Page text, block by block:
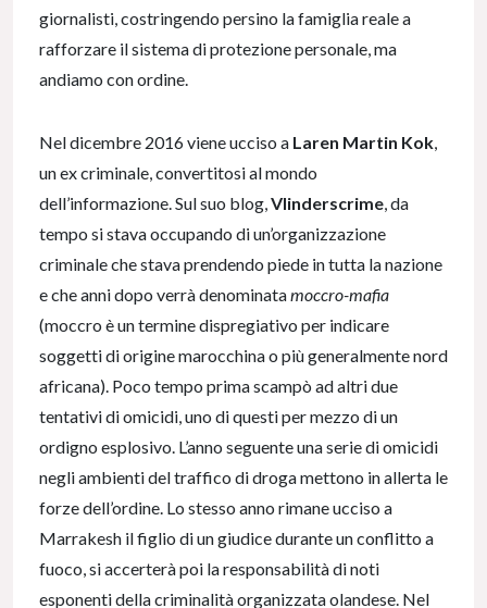
giornalisti, costringendo persino la famiglia reale a
rafforzare il sistema di protezione personale, ma
andiamo con ordine.
Nel dicembre 2016 viene ucciso a Laren Martin Kok,
un ex criminale, convertitosi al mondo
dell’informazione. Sul suo blog,Vlinderscrime, da
tempo si stava occupando di un’organizzazione
criminale che stava prendendo piede in tutta la nazione
e che anni dopo verrà denominatamoccro-mafia
(moccro è un termine dispregiativo per indicare
soggetti di origine marocchina o più generalmente nord
africana). Poco tempo prima scampò ad altri due
tentativi di omicidi, uno di questi per mezzo di un
ordigno esplosivo. L’anno seguente una serie di omicidi
negli ambienti del traffico di droga mettono in allerta le
forze dell’ordine. Lo stesso anno rimane ucciso a
Marrakesh il figlio di un giudice durante un conflitto a
fuoco, si accerterà poi la responsabilità di noti
esponenti della criminalità organizzata olandese. Nel